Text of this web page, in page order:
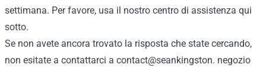
settimana. Per favore, usa il nostro centro di assistenza qui
sotto.
Se non avete ancora trovato la risposta che state cercando,
non esitate a contattarci a contact@seankingston. negozio